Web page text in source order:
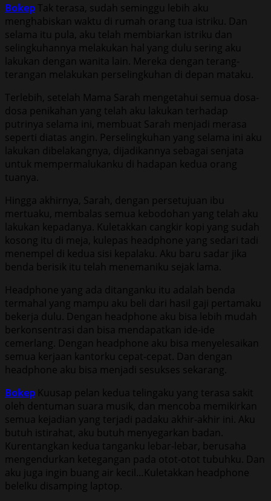
Bokep Tak terasa, sudah seminggu lebih aku
menghabiskan waktu di rumah orang tua istriku. Dan
selama itu pula, aku telah membiarkan istriku dan
selingkuhannya melakukan hal yang dulu sering aku
lakukan dengan wanita lain. Mereka dengan terang-
terangan melakukan perselingkuhan di depan mataku.
Terlebih, setelah Mama Sarah mengetahui semua dosa-
dosa penikahan yang telah aku lakukan terhadap
putrinya selama ini, membuat Sarah menjadi merasa
seperti diatas angin. Perselingkuhan yang selama ini aku
lakukan dibelakangnya, dijadikannya sebagai senjata
untuk mempermalukanku di hadapan kedua orang
tuanya.
Hingga akhirnya, Sarah, dengan persetujuan ibu
mertuaku, membalas semua kebodohan yang telah aku
lakukan kepadanya. Kuletakkan cangkir kopi yang sudah
kosong itu di meja, kulepas headphone yang sedari tadi
menempel di kedua sisi kepalaku. Aku baru sadar jika
benda berisik itu telah menemaniku sejak lama.
Headphone yang ada ditanganku itu adalah benda
termahal yang mampu aku beli dari hasil gaji pertamaku
bekerja dulu. Dengan headphone aku bisa lebih mudah
berkonsentrasi dan bisa mendapatkan ide-ide
cemerlang. Dengan headphone aku bisa menyelesaikan
semua kerjaan kantorku cepat-cepat. Dan dengan
headphone aku bisa menjadi sesukses sekarang.
Bokep Kuusap pelan kedua telingaku yang terasa sakit
oleh dentuman suara musik, dan mencoba memikirkan
semua kejadian yang terjadi padaku akhir-akhir ini. Aku
butuh istirahat, aku butuh menyegarkan badan.
Kurentangkan kedua tanganku lebar-lebar, berusaha
mengendurkan ketegangan pada otot-otot tubuhku. Dan
aku juga ingin buang air kecil…Kuletakkan headphone
belelku disamping laptop.